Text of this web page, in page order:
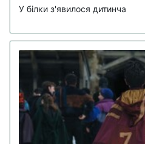
У білки з'явилося дитинча